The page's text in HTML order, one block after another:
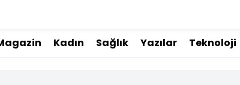
Kadın Sağlık Yazılar Teknoloji